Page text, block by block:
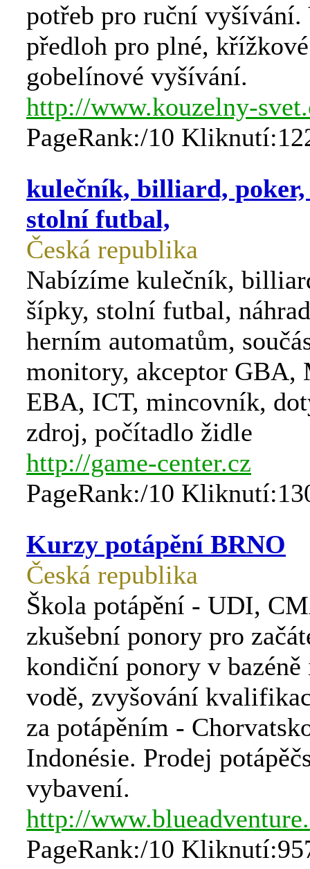
potřeb pro ruční
předloh pro plné,
gobelínové vyšívání.
http://www.kouzelny-
PageRank:/10
kulečník, billiard, poker,
stolní futbal,
Česká republika
Nabízíme kulečník,
šípky, stolní futbal,
herním automatům,
monitory, akceptor GBA,
EBA, ICT, mincovník,
zdroj, počítadlo židle
http://game-center.cz
PageRank:/10
Kurzy potápění BRNO
Česká republika
Škola potápění - UDI,
zkušební ponory pro
kondiční ponory v
vodě, zvyšování
za potápěním -
Indonésie. Prodej
vybavení.
http://
PageRank:/10